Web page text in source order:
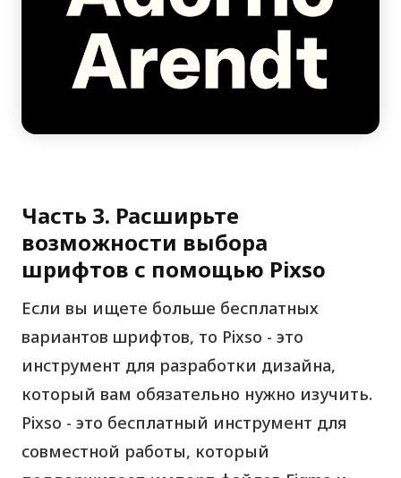
Часть 3. Расширьте
возможности выбора
шрифтов с помощью Pixso
Если вы ищете больше бесплатных
вариантов шрифтов, то Pixso - это
инструмент для разработки дизайна,
который вам обязательно нужно изучить.
Pixso - это бесплатный инструмент для
совместной работы, который